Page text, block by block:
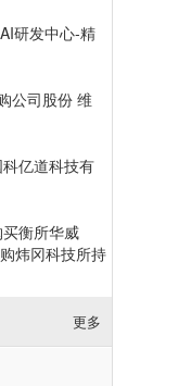
研发中心-精
公司股份 维
亿道科技有
衡所华威
炜冈科技所持
更多